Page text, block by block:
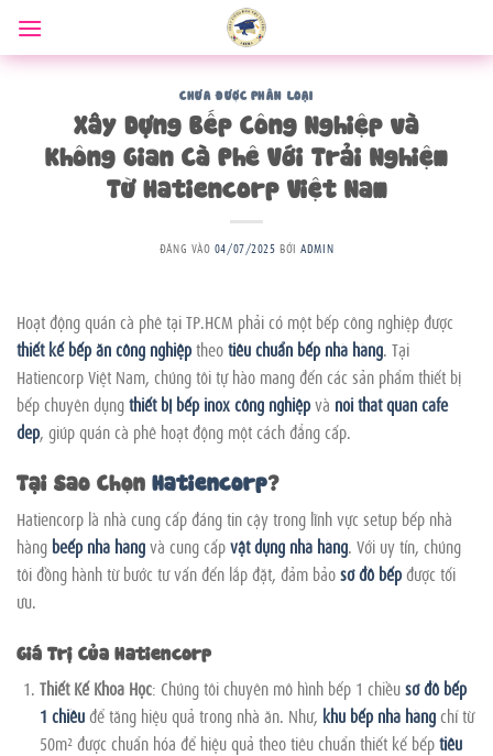
qua
nội
CHƯA ĐƯỢC PHÂN LOẠI
Xây Dựng Bếp Công Nghiệp và
Không Gian Cà Phê Với Trải Nghiệm
Từ Hatiencorp Việt Nam
ĐĂNG VÀO 04/07/2025 BỞIADMIN
Hoạt động quán cà phê tại TP.HCM phải có một bếp công nghiệp được
thiết kế bếp ăn công nghiệptheotiêu chuẩn bếp nhà hàng. Tại
Hatiencorp Việt Nam, chúng tôi tự hào mang đến các sản phẩm thiết bị
bếp chuyên dụngthiết bị bếp inox công nghiệpvà noi that quan cafe
dep, giúp quán cà phê hoạt động một cách đẳng cấp.
Tại Sao Chọn Hatiencorp?
Hatiencorp là nhà cung cấp đáng tin cậy trong lĩnh vực setup bếp nhà
hàng beếp nhà hàngvà cung cấpvật dụng nhà hàng. Với uy tín, chúng
tôi đồng hành từ bước tư vấn đến lắp đặt, đảm bảosơ đồ bếpđược tối
ưu.
Giá Trị Của Hatiencorp
Thiết Kế Khoa Học: Chúng tôi chuyên mô hình bếp 1 chiềusơ đồ bếp
1 chiềuđể tăng hiệu quả trong nhà ăn. Như, khu bếp nhà hàngchỉ từ
50m² được chuẩn hóa để hiệu quả theo tiêu chuẩn thiết kế bếptiêu